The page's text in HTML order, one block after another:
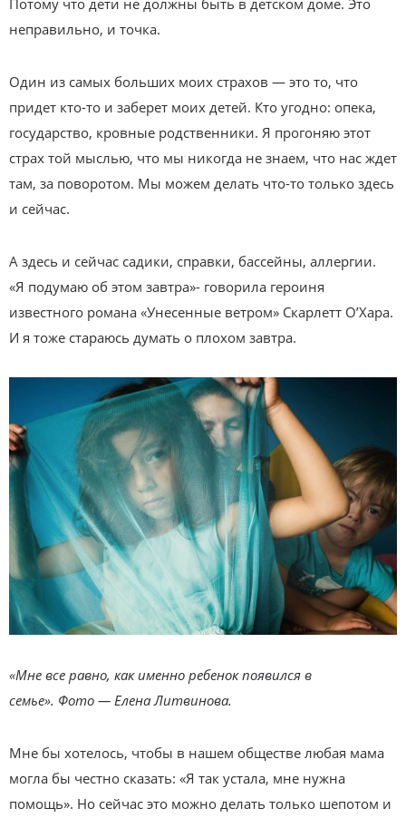
неправильно, и точка.
Один из самых больших моих страхов — это то, что
придет кто-то и заберет моих детей. Кто угодно: опека,
государство, кровные родственники. Я прогоняю этот
страх той мыслью, что мы никогда не знаем, что нас ждет
там, за поворотом. Мы можем делать что-то только здесь
и сейчас.
А здесь и сейчас садики, справки, бассейны, аллергии.
«Я подумаю об этом завтра»- говорила героиня
известного романа «Унесенные ветром» Скарлетт О’Хара.
И я тоже стараюсь думать о плохом завтра.
«Мне все равно, как именно ребенок появился в
семье». Фото — Елена Литвинова.
Мне бы хотелось, чтобы в нашем обществе любая мама
могла бы честно сказать: «Я так устала, мне нужна
помощь». Но сейчас это можно делать только шепотом и